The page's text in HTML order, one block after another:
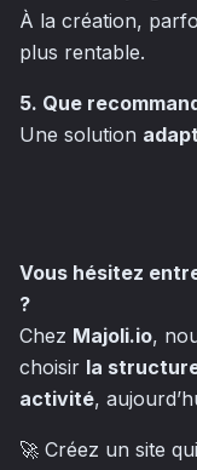
À la création,
plus rentable.
5. Que
Une solution
Vous hésitez
?
Chez Majoli.io,
choisir la
activité,
🚀 Créez un site